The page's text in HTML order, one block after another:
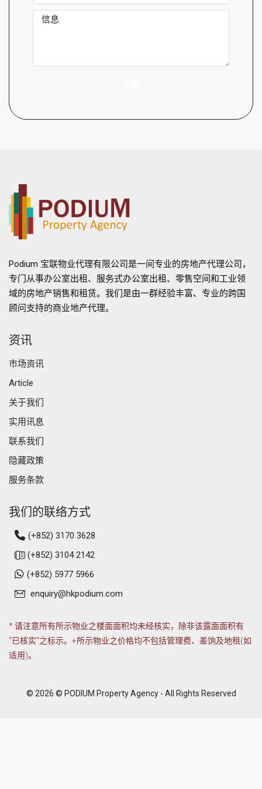
Podium 宝联物业代理有限公司是一间专业的房地产代理公司，
专门从事办公室出租、服务式办公室出租、零售空间和工业领
域的房地产销售和租赁。我们是由一群经验丰富、专业的跨国
顾问支持的商业地产代理。
资讯
市场资讯
Article
关于我们
实用讯息
联系我们
隐藏政策
服务条款
我们的联络方式
(+852) 3170 3628
(+852) 3104 2142
(+852) 5977 5966
enquiry@hkpodium.com
* 请注意所有所示物业之楼面面积均未经核实，除非该露面面积有
“已核实”之标示。+所示物业之价格均不包括管理费、差饷及地租(如
适用)。
© 2026 © PODIUM Property Agency - All Rights Reserved